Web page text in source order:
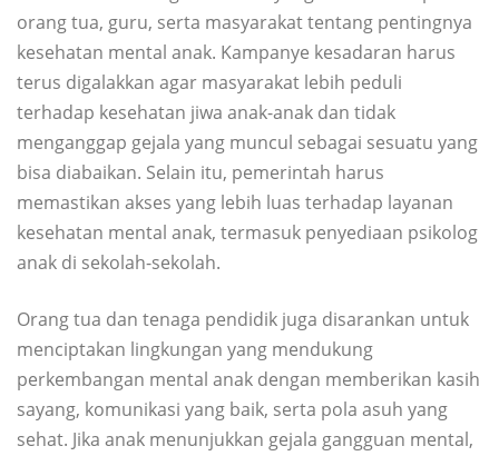
orang tua, guru, serta masyarakat tentang pentingnya
kesehatan mental anak. Kampanye kesadaran harus
terus digalakkan agar masyarakat lebih peduli
terhadap kesehatan jiwa anak-anak dan tidak
menganggap gejala yang muncul sebagai sesuatu yang
bisa diabaikan. Selain itu, pemerintah harus
memastikan akses yang lebih luas terhadap layanan
kesehatan mental anak, termasuk penyediaan psikolog
anak di sekolah-sekolah.
Orang tua dan tenaga pendidik juga disarankan untuk
menciptakan lingkungan yang mendukung
perkembangan mental anak dengan memberikan kasih
sayang, komunikasi yang baik, serta pola asuh yang
sehat. Jika anak menunjukkan gejala gangguan mental,